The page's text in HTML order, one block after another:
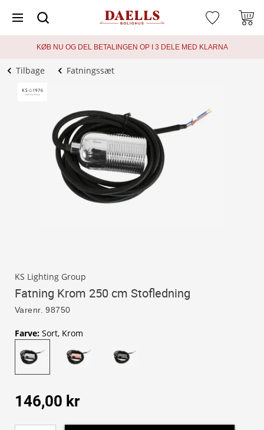
KØB NU OG DEL BETALINGEN OP I 3 DELE MED KLARNA
Tilbage Fatningssæt
KS Lighting Group
Fatning Krom 250 cm Stofledning
Varenr. 98750
Farve: Sort, Krom
146,00 kr